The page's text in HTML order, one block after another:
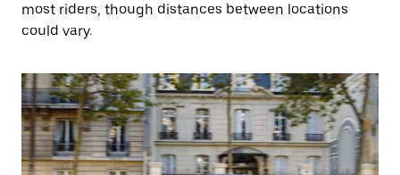
most riders, though distances between locations
could vary.